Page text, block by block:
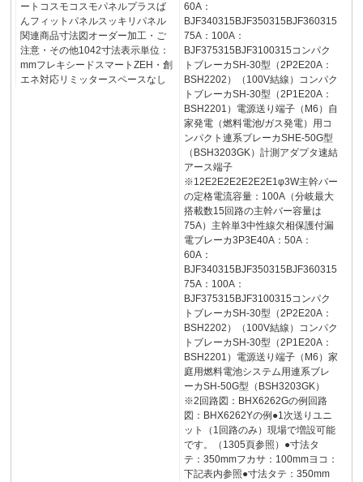
ートコスモコスモパネルプラスば
んフィットパネルスッキリパネル
関連商品寸法図オーダー加工・ご
注意・その他1042寸法表示単位：
mmフレキシードスマートZEH・創
エネ対応リミッタースペースなし
60A：
BJF340315BJF350315BJF360315
75A：100A：
BJF375315BJF3100315コンパク
トブレーカSH-30型（2P2E20A：
BSH2202）（100V結線）コンパク
トブレーカSH-30型（2P1E20A：
BSH2201）電源送り端子（M6）自
家発電（燃料電池/ガス発電）用コ
ンパクト連系ブレーカSHE-50G型
（BSH3203GK）計測アダプタ速結
アース端子
※12E2E2E2E2E2E1φ3W主幹バー
の定格電流容量：100A（分岐最大
搭載数15回路の主幹バー容量は
75A）主幹単3中性線欠相保護付漏
電ブレーカ3P3E40A：50A：
60A：
BJF340315BJF350315BJF360315
75A：100A：
BJF375315BJF3100315コンパク
トブレーカSH-30型（2P2E20A：
BSH2202）（100V結線）コンパク
トブレーカSH-30型（2P1E20A：
BSH2201）電源送り端子（M6）家
庭用燃料電池システム用連系ブレ
ーカSH-50G型（BSH3203GK）
※2回路図：BHX6262Gの例回路
図：BHX6262Yの例●1次送りユニ
ット（1回路のみ）現場で増設可能
です。（1305頁参照）●寸法タ
テ：350mmフカサ：100mmヨコ：
下記表内参照●寸法タテ：350mm